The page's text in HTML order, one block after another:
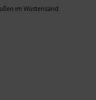
im Wüstensand